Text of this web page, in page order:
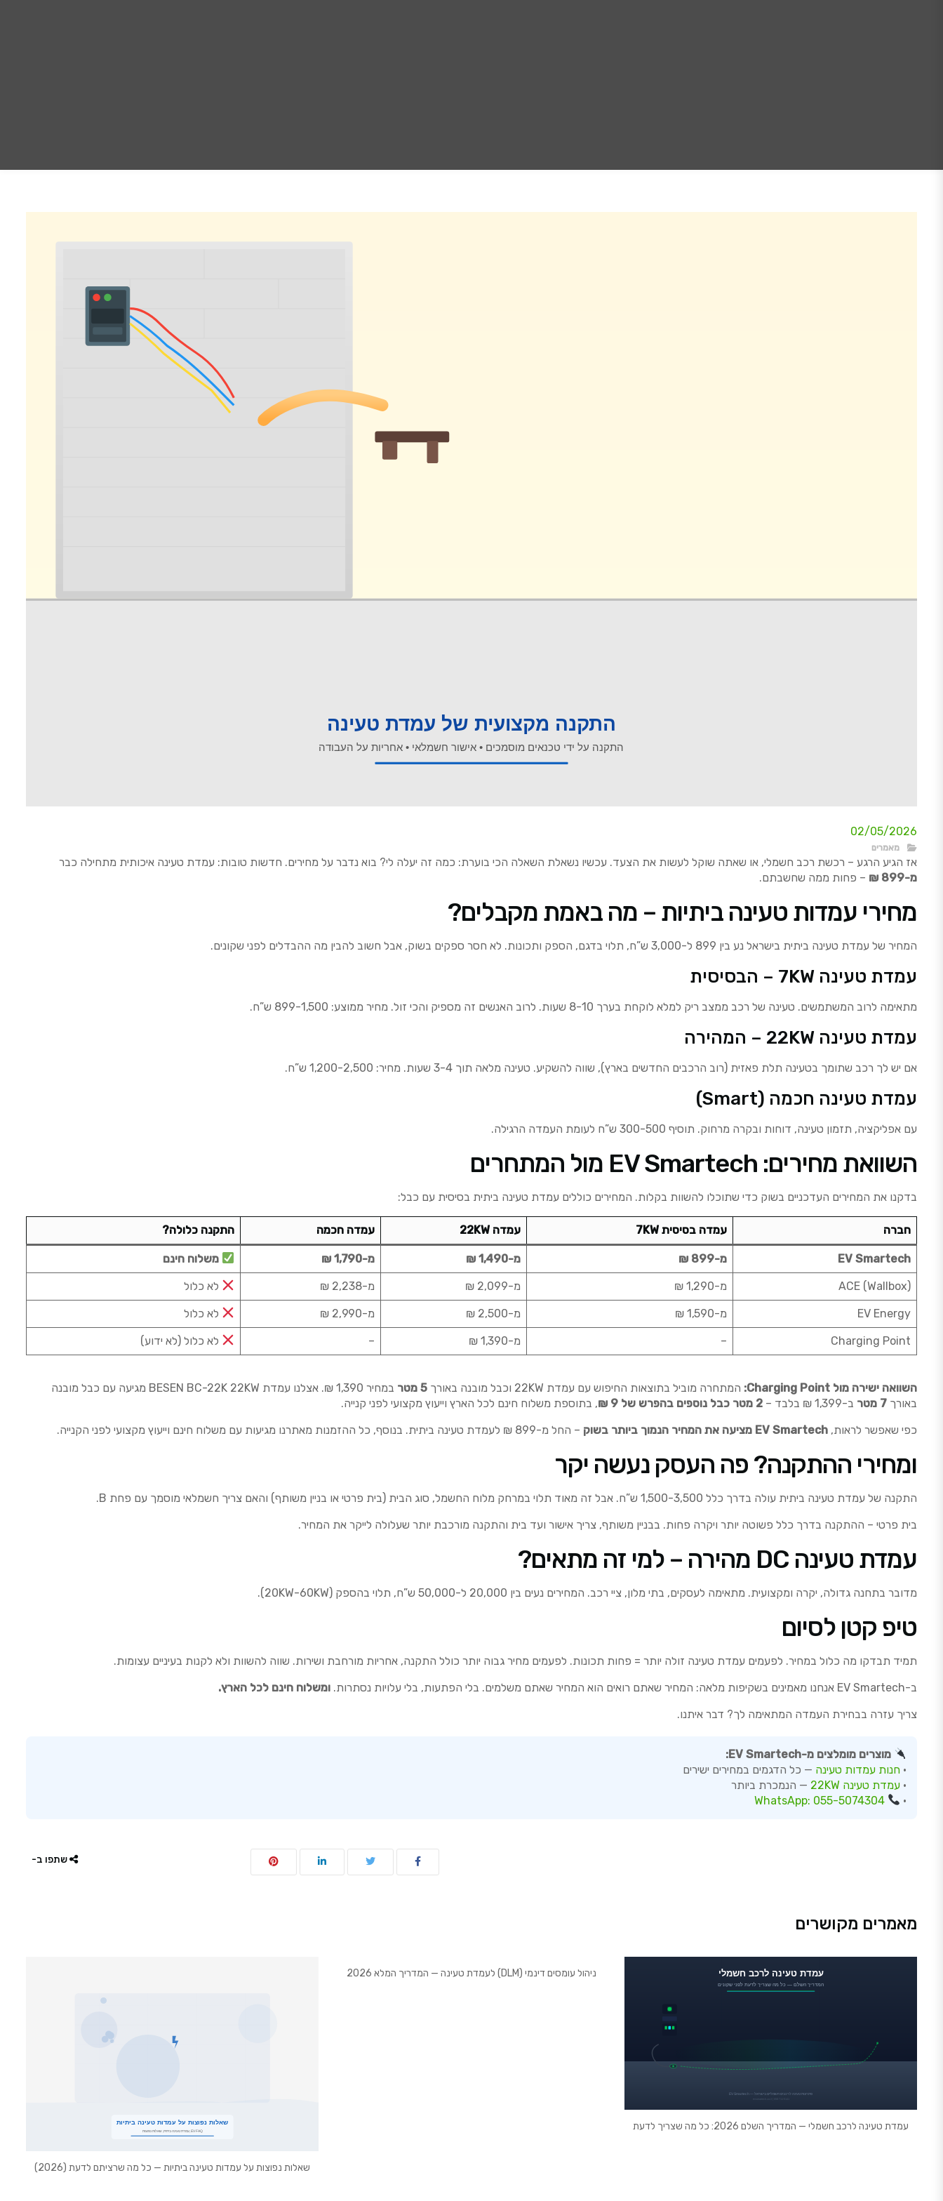
02/05/2026
מאמרים
אז הגיע הרגע – רכשת רכב חשמלי, או שאתה שוקל לעשות את הצעד. עכשיו נשאלת השאלה הכי בוערת: כמה זה יעלה לי? בוא נדבר על מחירים. חדשות טובות: עמדת טעינה איכותית מתחילה כבר
מ-899 ₪
– פחות ממה שחשבתם.
מחירי עמדות טעינה ביתיות – מה באמת מקבלים?
המחיר של עמדת טעינה ביתית בישראל נע בין 899 ל-3,000 ש”ח, תלוי בדגם, הספק ותכונות. לא חסר ספקים בשוק, אבל חשוב להבין מה ההבדלים לפני שקונים.
עמדת טעינה 7KW – הבסיסית
מתאימה לרוב המשתמשים. טעינה של רכב ממצב ריק למלא לוקחת בערך 8-10 שעות. לרוב האנשים זה מספיק והכי זול. מחיר ממוצע: 899-1,500 ש”ח.
עמדת טעינה 22KW – המהירה
אם יש לך רכב שתומך בטעינה תלת פאזית (רוב הרכבים החדשים בארץ), שווה להשקיע. טעינה מלאה תוך 3-4 שעות. מחיר: 1,200-2,500 ש”ח.
עמדת טעינה חכמה (Smart)
עם אפליקציה, תזמון טעינה, דוחות ובקרה מרחוק. תוסיף 300-500 ש”ח לעומת העמדה הרגילה.
השוואת מחירים: EV Smartech מול המתחרים
בדקנו את המחירים העדכניים בשוק כדי שתוכלו להשוות בקלות. המחירים כוללים עמדת טעינה ביתית בסיסית עם כבל:
חברה עמדה בסיסית 7KW עמדה 22KW עמדה חכמה התקנה כלולה?
EV Smartech מ-899 ₪ מ-1,490 ₪ מ-1,790 ₪ משלוח חינם
ACE (Wallbox) מ-1,290 ₪ מ-2,099 ₪ מ-2,238 ₪ לא כלול
EV Energy מ-1,590 ₪ מ-2,500 ₪ מ-2,990 ₪ לא כלול
Charging Point
– מ-1,390 ₪ – לא כלול (לא ידוע)
השוואה ישירה מול Charging Point: המתחרה מוביל בתוצאות החיפוש עם עמדת 22KW וכבל מובנה באורך 5 מטר
במחיר 1,390 ₪. אצלנו עמדת BESEN BC-22K 22KW מגיעה עם כבל מובנה
באורך 7 מטר ב-1,399 ₪ בלבד – 2 מטר כבל נוספים בהפרש של 9 ₪
, בתוספת משלוח חינם לכל הארץ וייעוץ מקצועי לפני קנייה.
כפי שאפשר לראות, EV Smartech מציעה את המחיר הנמוך ביותר בשוק – החל מ-899 ₪ לעמדת טעינה ביתית. בנוסף, כל ההזמנות מאתרנו מגיעות עם משלוח חינם וייעוץ מקצועי לפני הקנייה.
ומחירי ההתקנה? פה העסק נעשה יקר
התקנה של עמדת טעינה ביתית עולה בדרך כלל 1,500-3,500 ש”ח. אבל זה מאוד תלוי במרחק מלוח החשמל, סוג הבית (בית פרטי או בניין משותף) והאם צריך חשמלאי מוסמך עם פחת B.
בית פרטי – ההתקנה בדרך כלל פשוטה יותר ויקרה פחות. בבניין משותף, צריך אישור ועד בית והתקנה מורכבת יותר שעלולה לייקר את המחיר.
עמדת טעינה DC מהירה – למי זה מתאים?
מדובר בתחנה גדולה, יקרה ומקצועית. מתאימה לעסקים, בתי מלון, ציי רכב. המחירים נעים בין 20,000 ל-50,000 ש”ח, תלוי בהספק (20KW-60KW).
טיפ קטן לסיום
תמיד תבדקו מה כלול במחיר. לפעמים עמדת טעינה זולה יותר = פחות תכונות. לפעמים מחיר גבוה יותר כולל התקנה, אחריות מורחבת ושירות. שווה להשוות ולא לקנות בעיניים עצומות.
ב-EV Smartech אנחנו מאמינים בשקיפות מלאה: המחיר שאתם רואים הוא המחיר שאתם משלמים. בלי הפתעות, בלי עלויות נסתרות.
ומשלוח חינם לכל הארץ.
צריך עזרה בבחירת העמדה המתאימה לך? דבר איתנו.
מוצרים מומלצים מ-EV Smartech:
• חנות עמדות טעינה — כל הדגמים במחירים ישירים
• עמדת טעינה 22KW
— הנמכרת ביותר
•
WhatsApp: 055-5074304
מאמרים מקושרים
עמדת טעינה לרכב חשמלי — המדריך השלם 2026: כל מה שצריך לדעת
ניהול עומסים דינמי (DLM) לעמדת טעינה — המדריך המלא 2026
שאלות נפוצות על עמדות טעינה ביתיות — כל מה שרציתם לדעת (2026)